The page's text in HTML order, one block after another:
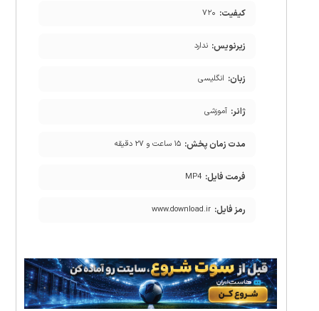
کیفیت: ۷۲۰
زیرنویس: ندارد
زبان: انگلیسی
ژانر: آموزشی
مدت زمان پخش: ۱۵ ساعت و ۲۷ دقیقه
فرمت فایل: MP4
رمز فایل: www.download.ir